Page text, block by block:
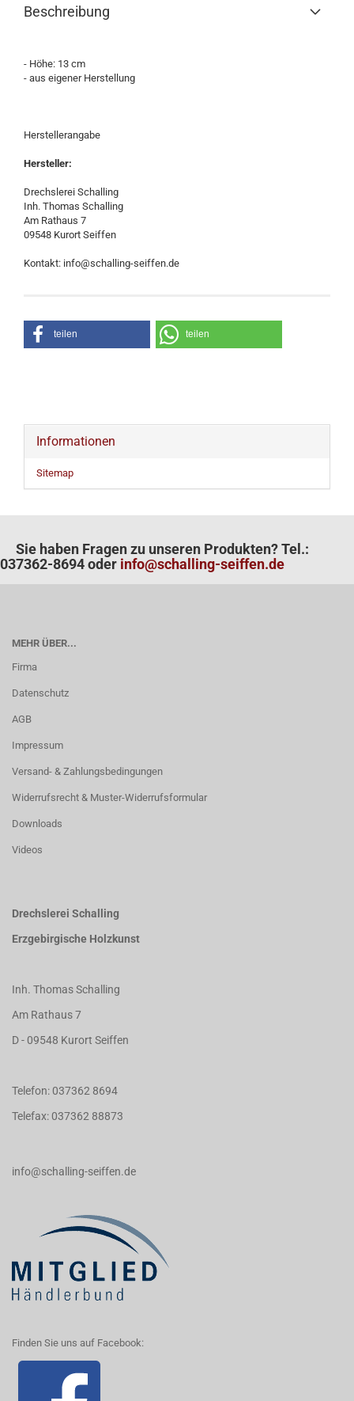
Beschreibung
- Höhe: 13 cm
- aus eigener Herstellung
Herstellerangabe
Hersteller:
Drechslerei Schalling
Inh. Thomas Schalling
Am Rathaus 7
09548 Kurort Seiffen
Kontakt: info@schalling-seiffen.de
teilen teilen
Informationen
Sitemap
Sie haben Fragen zu unseren Produkten? Tel.:
037362-8694 oder info@schalling-seiffen.de
MEHR ÜBER...
Firma
Datenschutz
AGB
Impressum
Versand- & Zahlungsbedingungen
Widerrufsrecht & Muster-Widerrufsformular
Downloads
Videos
Drechslerei Schalling
Erzgebirgische Holzkunst
Inh. Thomas Schalling
Am Rathaus 7
D - 09548 Kurort Seiffen
Telefon: 037362 8694
Telefax: 037362 88873
info@schalling-seiffen.de
Finden Sie uns auf Facebook: